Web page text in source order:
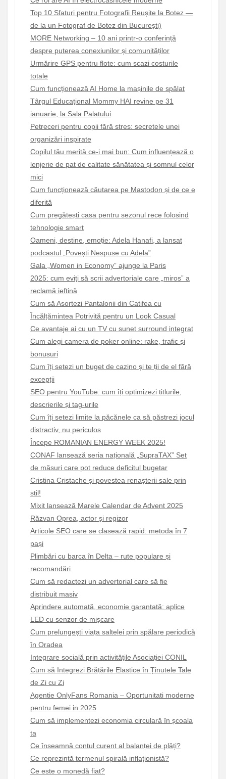
Top 10 Sfaturi pentru Fotografii Reușite la Botez —
de la un Fotograf de Botez din București)
MORE Networking – 10 ani printr-o conferință
despre puterea conexiunilor și comunităților
Urmărire GPS pentru flote: cum scazi costurile
totale
Cum funcționează AI Home la mașinile de spălat
Târgul Educațional Mommy HAI revine pe 31
ianuarie, la Sala Palatului
Petreceri pentru copii fără stres: secretele unei
organizări inspirate
Copilul tău merită ce-i mai bun: Cum influențează o
lenjerie de pat de calitate sănătatea și somnul celor
mici
Cum funcționează căutarea pe Mastodon și de ce e
diferită
Cum pregătești casa pentru sezonul rece folosind
tehnologie smart
Oameni, destine, emoție: Adela Hanafi, a lansat
podcastul „Povești Nespuse cu Adela”
Gala „Women in Economy” ajunge la Paris
2025: cum eviți să scrii advertoriale care „miros” a
reclamă ieftină
Cum să Asortezi Pantalonii din Catifea cu
Încălțămintea Potrivită pentru un Look Casual
Ce avantaje ai cu un TV cu sunet surround integrat
Cum alegi camera de poker online: rake, trafic și
bonusuri
Cum îți setezi un buget de cazino și te ții de el fără
excepții
SEO pentru YouTube: cum îți optimizezi titlurile,
descrierile și tag-urile
Cum îți setezi limite la păcănele ca să păstrezi jocul
distractiv, nu periculos
Începe ROMANIAN ENERGY WEEK 2025!
CONAF lansează seria națională „SupraTAX” Set
de măsuri care pot reduce deficitul bugetar
Cristina Cristache și povestea renașterii sale prin
stil!
Mixit lansează Marele Calendar de Advent 2025
Răzvan Oprea, actor și regizor
Articole SEO care se clasează rapid: metoda în 7
pași
Plimbări cu barca în Delta – rute populare și
recomandări
Cum să redactezi un advertorial care să fie
distribuit masiv
Aprindere automată, economie garantată: aplice
LED cu senzor de mișcare
Cum prelungești viața saltelei prin spălare periodică
în Oradea
Integrare socială prin activitățile Asociației CONIL
Cum să Integrezi Brățările Elastice în Ținutele Tale
de Zi cu Zi
Agentie OnlyFans Romania – Oportunitati moderne
pentru femei in 2025
Cum să implementezi economia circulară în școala
ta
Ce înseamnă contul curent al balanței de plăți?
Ce reprezintă termenul spirală inflaționistă?
Ce este o monedă fiat?